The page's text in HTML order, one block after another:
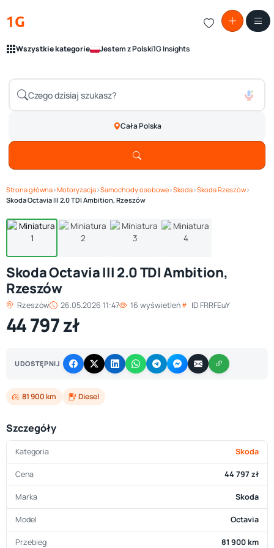
1G
Wszystkie kategorie Jestem z Polski1G Insights
Cała Polska
Strona główna›Motoryzacja›Samochody osobowe›Skoda›Skoda Rzeszów›
Skoda Octavia III 2.0 TDI Ambition, Rzeszów
1/ 4 Zobacz galerię
Skoda Octavia III 2.0 TDI Ambition,
Rzeszów
Rzeszów 26.05.2026 11:47 16 wyświetleń ID FRRFEuY
44 797 zł
UDOSTĘPNIJ
81 900 km Diesel
Szczegóły
Kategoria Skoda
Cena 44 797 zł
Marka Skoda
Model Octavia
Przebieg 81 900 km